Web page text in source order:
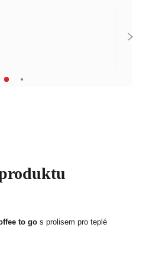
to go s prolisem pro teplé